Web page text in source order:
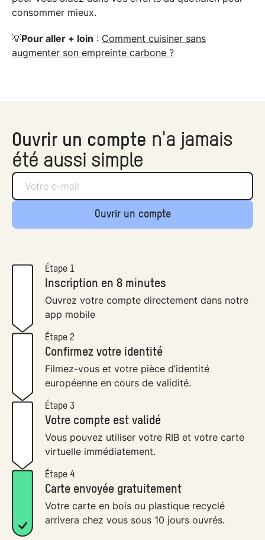
consommer mieux.
💡Pour aller + loin : Comment cuisiner sans
augmenter son empreinte carbone ?
Ouvrir un compte n'a jamais
été aussi simple
Ouvrir un compte
Étape 1
Inscription en 8 minutes
Ouvrez votre compte directement dans notre
app mobile
Étape 2
Confirmez votre identité
Filmez-vous et votre pièce d’identité
européenne en cours de validité.
Étape 3
Votre compte est validé
Vous pouvez utiliser votre RIB et votre carte
virtuelle immédiatement.
Étape 4
Carte envoyée gratuitement
Votre carte en bois ou plastique recyclé
arrivera chez vous sous 10 jours ouvrés.